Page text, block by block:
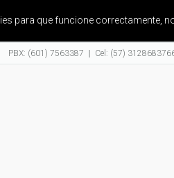
para que funcione correctamente,
PBX: (601) 7563387 Cel: (57)